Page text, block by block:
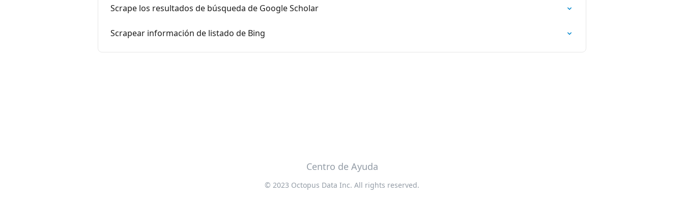
Scrape los resultados de búsqueda de Google Scholar
Scrapear información de listado de Bing
Centro de Ayuda
© 2023 Octopus Data Inc. All rights reserved.